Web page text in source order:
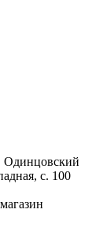
Одинцовский
с. 100